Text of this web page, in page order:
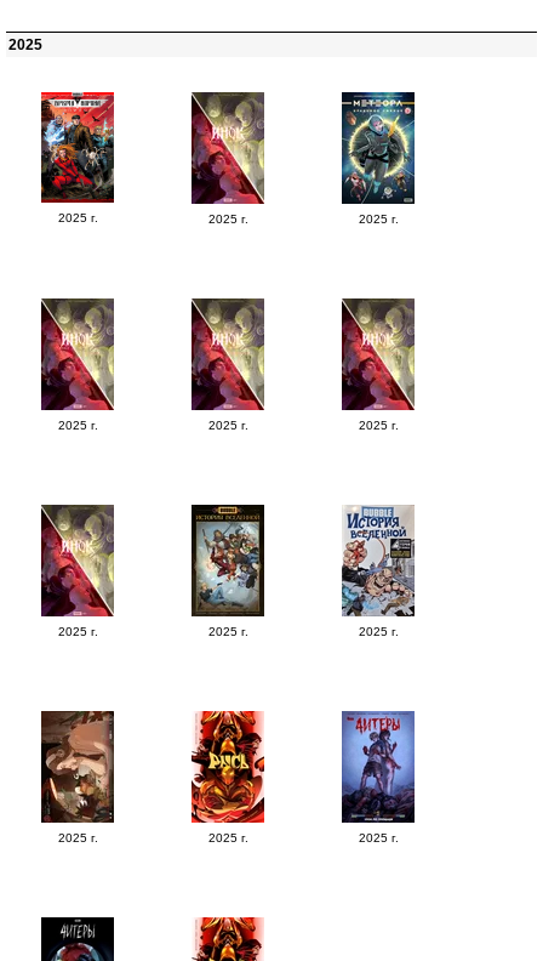
2025
2025 г. 2025 г. 2025 г.
2025 г. 2025 г. 2025 г.
2025 г. 2025 г. 2025 г.
2025 г. 2025 г. 2025 г.